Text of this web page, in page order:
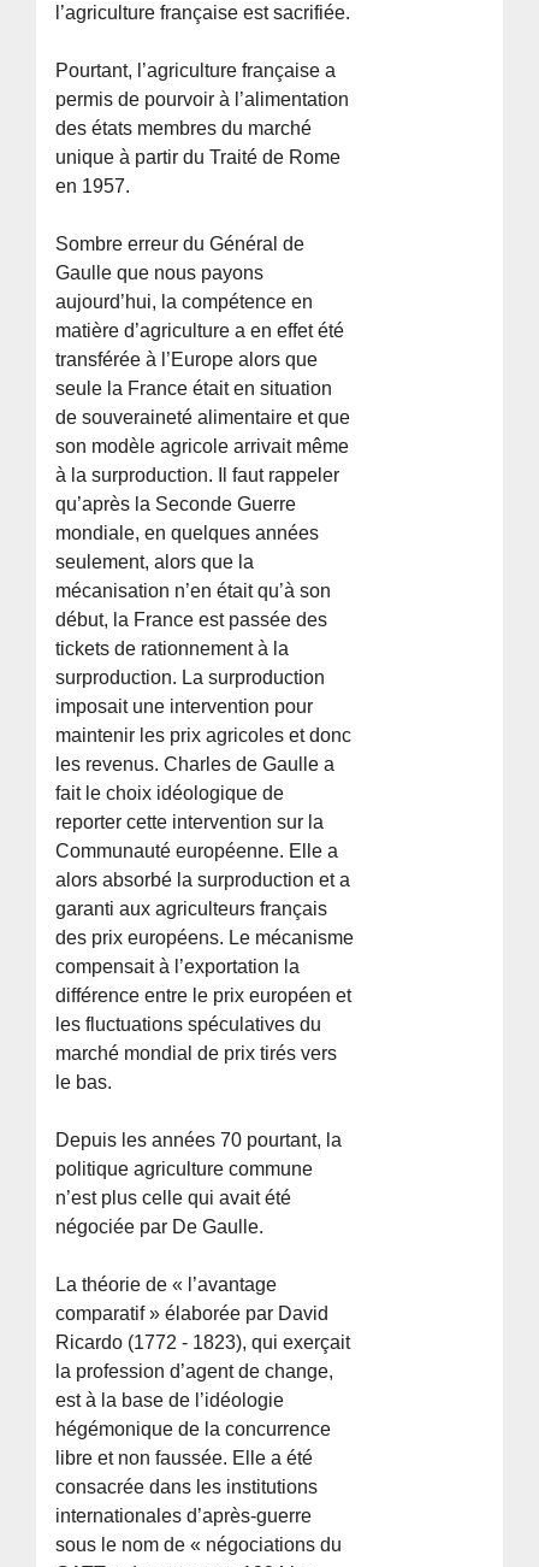
l’agriculture française est sacrifiée.
Pourtant, l’agriculture française a
permis de pourvoir à l’alimentation
des états membres du marché
unique à partir du Traité de Rome
en 1957.
Sombre erreur du Général de
Gaulle que nous payons
aujourd’hui, la compétence en
matière d’agriculture a en effet été
transférée à l’Europe alors que
seule la France était en situation
de souveraineté alimentaire et que
son modèle agricole arrivait même
à la surproduction. Il faut rappeler
qu’après la Seconde Guerre
mondiale, en quelques années
seulement, alors que la
mécanisation n’en était qu’à son
début, la France est passée des
tickets de rationnement à la
surproduction. La surproduction
imposait une intervention pour
maintenir les prix agricoles et donc
les revenus. Charles de Gaulle a
fait le choix idéologique de
reporter cette intervention sur la
Communauté européenne. Elle a
alors absorbé la surproduction et a
garanti aux agriculteurs français
des prix européens. Le mécanisme
compensait à l’exportation la
différence entre le prix européen et
les fluctuations spéculatives du
marché mondial de prix tirés vers
le bas.
Depuis les années 70 pourtant, la
politique agriculture commune
n’est plus celle qui avait été
négociée par De Gaulle.
La théorie de « l’avantage
comparatif » élaborée par David
Ricardo (1772 - 1823), qui exerçait
la profession d’agent de change,
est à la base de l’idéologie
hégémonique de la concurrence
libre et non faussée. Elle a été
consacrée dans les institutions
internationales d’après-guerre
sous le nom de « négociations du